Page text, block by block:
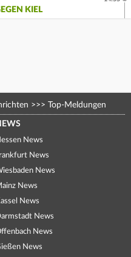
KIEL
>>> Top-Meldungen
News
News
News
News
News
News
News
News